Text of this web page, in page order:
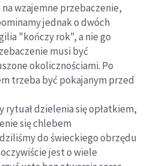
wzajemne przebaczenie,
jednak o dwóch
"kończy rok", a nie go
musi być
okolicznościami. Po
trzeba być pokajanym przed
dzielenia się opłatkiem,
się chlebem
do świeckiego obrzędu
jest o wiele